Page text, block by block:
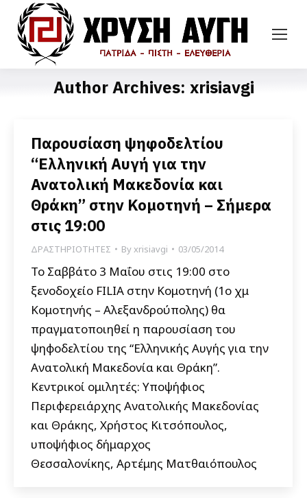
Author Archives: xrisiavgi
Παρουσίαση ψηφοδελτίου
“Ελληνική Αυγή για την
Ανατολική Μακεδονία και
Θράκη” στην Κομοτηνή – Σήμερα
στις 19:00
ΔΡΑΣΤΗΡΙΟΤΗΤΕΣ Byxrisiavgi 03/05/2014
Το Σαββάτο 3 Μαΐου στις 19:00 στο
ξενοδοχείο FILIA στην Κομοτηνή (1ο χμ
Κομοτηνής – Αλεξανδρούπολης) θα
πραγματοποιηθεί η παρουσίαση του
ψηφοδελτίου της “Ελληνικής Αυγής για την
Ανατολική Μακεδονία και Θράκη”.
Κεντρικοί ομιλητές: Υποψήφιος
Περιφερειάρχης Ανατολικής Μακεδονίας
και Θράκης, Χρήστος Κιτσόπουλος,
υποψήφιος δήμαρχος
Θεσσαλονίκης, Αρτέμης Ματθαιόπουλος